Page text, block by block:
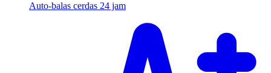
Auto-balas cerdas 24 jam